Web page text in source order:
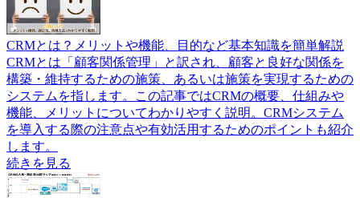
CRMとは？メリットや機能、目的など基本知識を簡単解説
CRMとは「顧客関係管理」と訳され、顧客と良好な関係を
構築・維持するための施策、あるいは施策を実現するための
システムを指します。この記事ではCRMの概要、仕組みや
機能、メリットについてわかりやすく説明。CRMシステム
を導入する際の注意点や有効活用するためのポイントも紹介
します。
続きを見る